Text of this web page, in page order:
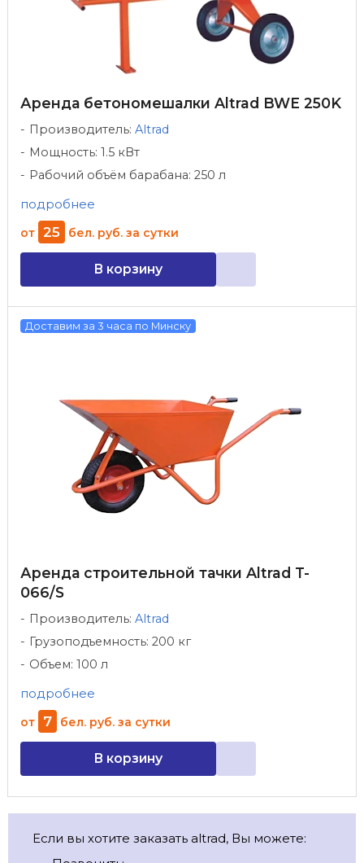
Аренда бетономешалки Altrad BWE 250K
Производитель: Altrad
Мощность: 1.5 кВт
Рабочий объём барабана: 250 л
подробнее
от 25 бел. руб. за сутки
В корзину
Доставим за 3 часа по Минску
Аренда строительной тачки Altrad T-
066/S
Производитель: Altrad
Грузоподъемность: 200 кг
Объем: 100 л
подробнее
от 7 бел. руб. за сутки
В корзину
Если вы хотите заказать altrad, Вы можете: